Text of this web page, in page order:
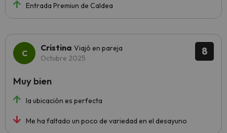
Entrada Premiun de Caldea
8
Cristina Viajó en pareja
Octubre 2025
la ubicación es perfecta
Me ha faltado un poco de variedad en el desayuno
Muy bien